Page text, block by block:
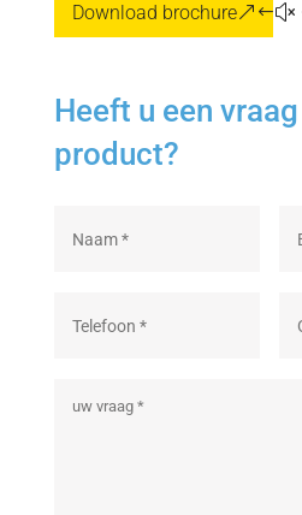
Download brochure
Heeft u een
product?